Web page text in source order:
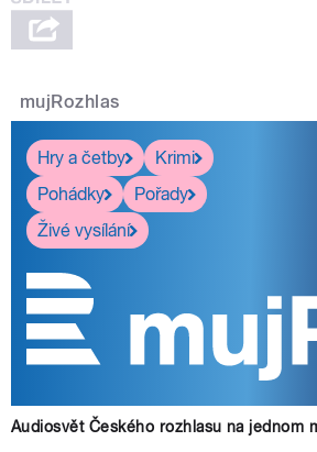
mujRozhlas
Hry a četby
Krimi
Pohádky
Pořady
Živé vysílání
Audiosvět Českého rozhlasu na jednom